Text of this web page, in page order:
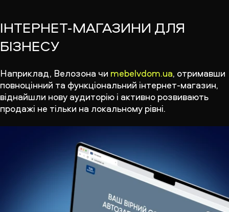
ІНТЕРНЕТ-МАГАЗИНИ ДЛЯ
БІЗНЕСУ
Наприклад, Велозона чи mebelvdom.ua, отримавши
повноцінний та функціональний інтернет-магазин,
віднайшли нову аудиторію і активно розвивають
продажі не тільки на локальному рівні.